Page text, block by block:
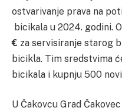
ostvarivanje prava na
bicikala u 2024. godini.
€ za servisiranje starog
bicikla. Tim sredstvima
bicikala i kupnju 500
U Čakovcu Grad